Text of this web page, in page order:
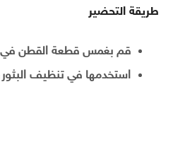
طريقة التحضير
قم بغمس قطعة القطن في
استخدمها في تنظيف